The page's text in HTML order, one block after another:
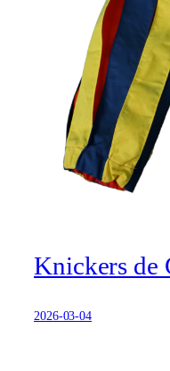
Knickers de
2026-03-04